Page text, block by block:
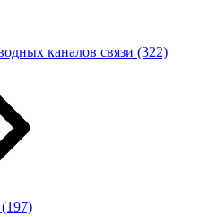
каналов связи (322)
(197)